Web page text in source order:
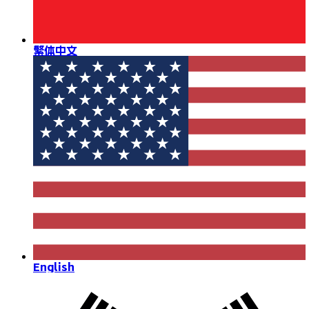
繁体中文
English